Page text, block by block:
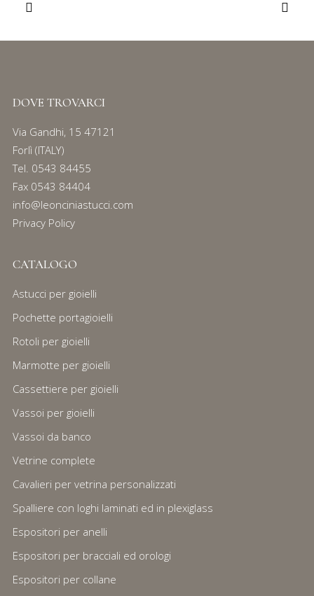
DOVE TROVARCI
Via Gandhi, 15 47121
Forlì (ITALY)
Tel. 0543 84455
Fax 0543 84404
info@leonciniastucci.com
Privacy Policy
CATALOGO
Astucci per gioielli
Pochette portagioielli
Rotoli per gioielli
Marmotte per gioielli
Cassettiere per gioielli
Vassoi per gioielli
Vassoi da banco
Vetrine complete
Cavalieri per vetrina personalizzati
Spalliere con loghi laminati ed in plexiglass
Espositori per anelli
Espositori per bracciali ed orologi
Espositori per collane